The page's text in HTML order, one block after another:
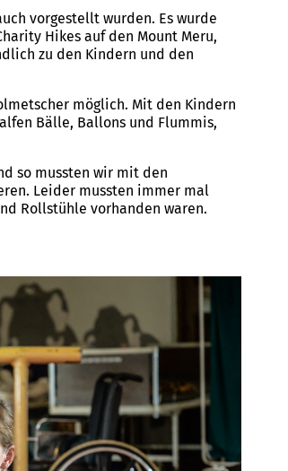
vorgestellt wurden. Es wurde
Hikes auf den Mount Meru,
zu den Kindern und den
möglich. Mit den Kindern
Bälle, Ballons und Flummis,
so mussten wir mit den
Leider mussten immer mal
Rollstühle vorhanden waren.